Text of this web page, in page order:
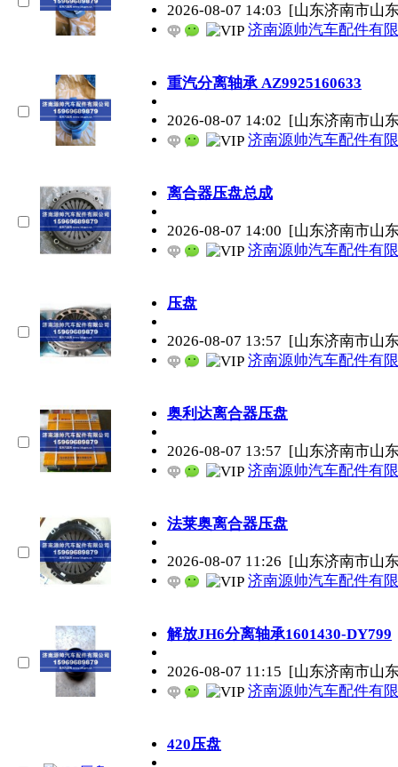
2026-08-07 14:03 [山东济南市山
济南源帅汽车配件有
重汽分离轴承 AZ9925160633
2026-08-07 14:02 [山东济南市山
济南源帅汽车配件有
离合器压盘总成
2026-08-07 14:00 [山东济南市山
济南源帅汽车配件有
压盘
2026-08-07 13:57 [山东济南市山
济南源帅汽车配件有
奥利达离合器压盘
2026-08-07 13:57 [山东济南市山
济南源帅汽车配件有
法莱奥离合器压盘
2026-08-07 11:26 [山东济南市山
济南源帅汽车配件有
解放JH6分离轴承1601430-DY799
2026-08-07 11:15 [山东济南市山
济南源帅汽车配件有
420压盘